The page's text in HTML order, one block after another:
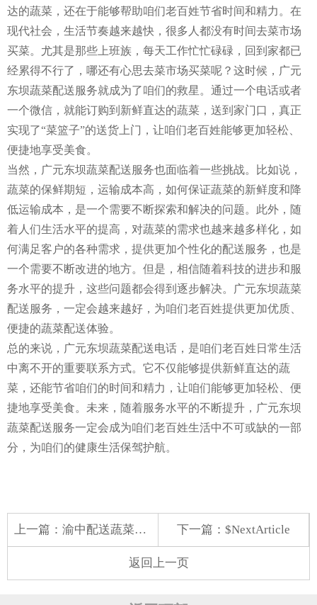
达的蔬菜，还在于能够帮助咱们老百姓节省时间和精力。在
现代社会，生活节奏越来越快，很多人都没有时间去菜市场
买菜。尤其是那些上班族，每天工作忙忙碌碌，回到家都已
经累得不行了，哪还有心思去菜市场买菜呢？这时候，广元
东坝蔬菜配送服务就成为了咱们的救星。通过一个电话或者
一个微信，就能订购到新鲜直达的蔬菜，送到家门口，真正
实现了“菜篮子”的送货上门，让咱们老百姓能够更加轻松、
便捷地享受美食。
当然，广元东坝蔬菜配送服务也面临着一些挑战。比如说，
蔬菜的保鲜期短，运输成本高，如何保证蔬菜的新鲜度和降
低运输成本，是一个需要不断探索和解决的问题。此外，随
着人们生活水平的提高，对蔬菜的需求也越来越多样化，如
何满足客户的各种需求，提供更加个性化的配送服务，也是
一个需要不断改进的地方。但是，相信随着科技的进步和服
务水平的提升，这些问题都会得到逐步解决。广元东坝蔬菜
配送服务，一定会越来越好，为咱们老百姓提供更加优质、
便捷的蔬菜配送体验。
总的来说，广元东坝蔬菜配送电话，是咱们老百姓日常生活
中离不开的重要联系方式。它不仅能够提供新鲜直达的蔬
菜，还能节省咱们的时间和精力，让咱们能够更加轻松、便
捷地享受美食。未来，随着服务水平的不断提升，广元东坝
蔬菜配送服务一定会成为咱们老百姓生活中不可或缺的一部
分，为咱们的健康生活保驾护航。
上一篇： 渝中配送蔬菜厂家电话 下一篇：$NextArticle
返回上一页